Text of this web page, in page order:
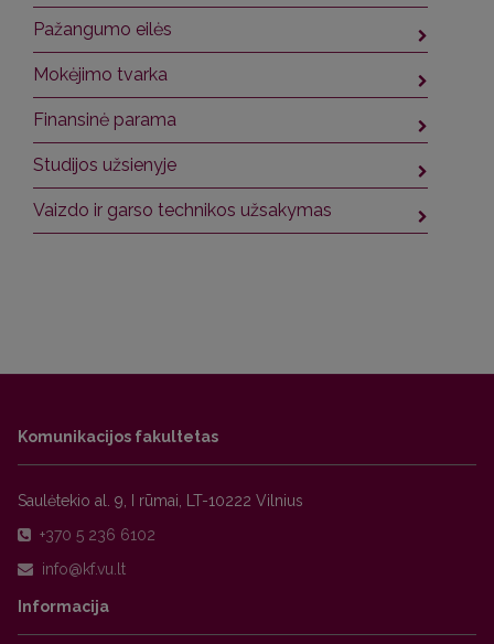
Pažangumo eilės
Mokėjimo tvarka
Finansinė parama
Studijos užsienyje
Vaizdo ir garso technikos užsakymas
Komunikacijos fakultetas
Saulėtekio al. 9, I rūmai, LT-10222 Vilnius
+370 5 236 6102
Informacija